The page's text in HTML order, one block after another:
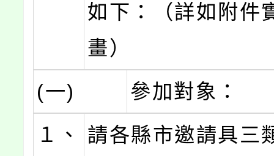
如下：（詳如附件
畫）
(一)
參加對象：
１、
請各縣市邀請具三